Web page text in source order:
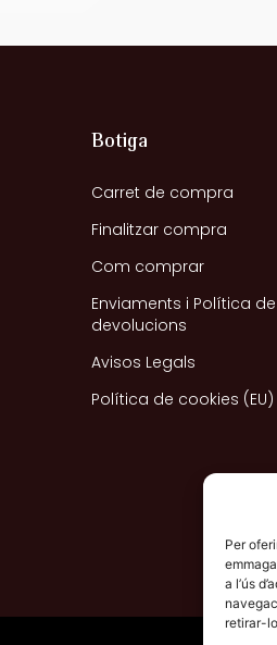
Per
a l’ús
retirar-
Botiga
Carret de compra
Finalitzar compra
Com comprar
Enviaments i Política de
devolucions
Avisos Legals
Política de cookies (EU)